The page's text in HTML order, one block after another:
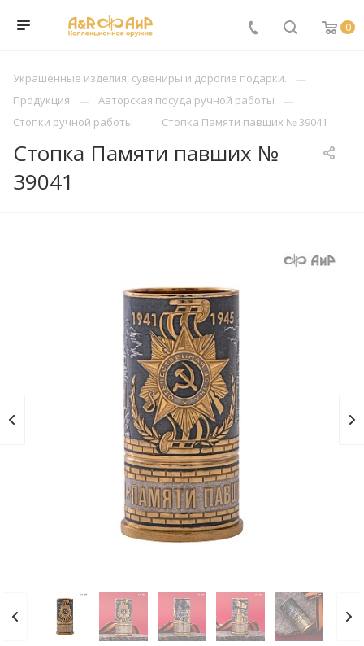
0
Украшенные изделия, сувениры и дорогие подарки.
Продукция
Авторская посуда ручной работы
Стопки ручной работы
Стопка Памяти павших № 39041
Стопка Памяти павших №
39041